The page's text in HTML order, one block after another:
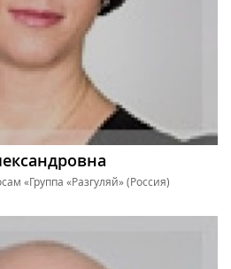
«Группа «Разгуляй» (Россия)